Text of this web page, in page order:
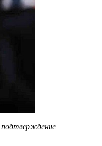
подтверждение